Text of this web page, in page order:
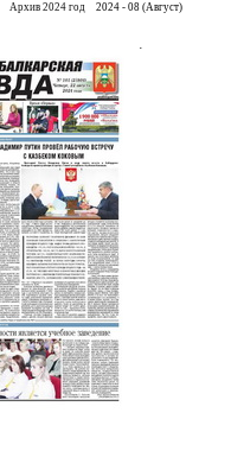
Архив 2024 год 2024 - 08 (Август)
.